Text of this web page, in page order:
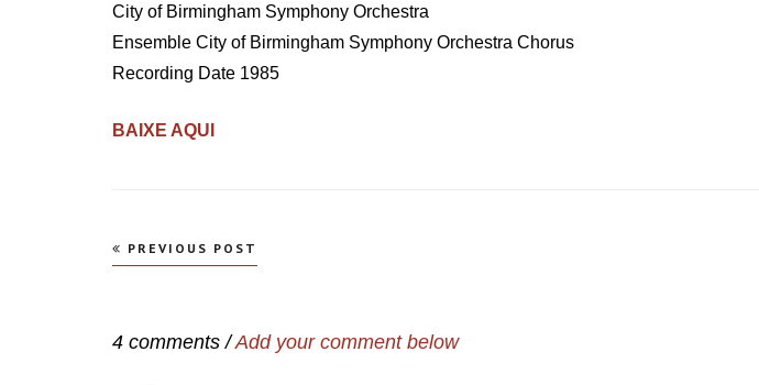
City of Birmingham Symphony Orchestra
Ensemble City of Birmingham Symphony Orchestra Chorus
Recording Date 1985
BAIXE AQUI
Navegação
PREVIOUS POST
4 comments /Add your comment below